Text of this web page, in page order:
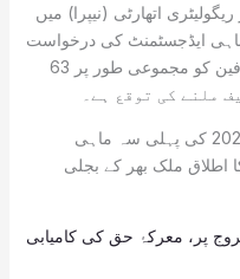
اتھارٹی (نیپرا) میں
ایڈجسٹمنٹ کی درخواست
دائر کر دی گئی ہے، جس کے تحت صارفین کو مجموعی طور پر 63
حکام کا کہنا ہے کہ یہ مجوزہ ریلیف 2026 کی پہلی سہ ماہی
اطلاق ملک بھر کے بجلی
پر، معرکۂ حق کی کامیابی